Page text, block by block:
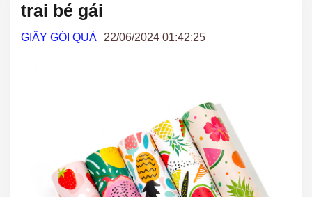
trai bé gái
GIẤY GÓI QUÀ 22/06/2024 01:42:25